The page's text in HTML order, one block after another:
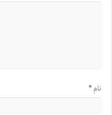
نام*